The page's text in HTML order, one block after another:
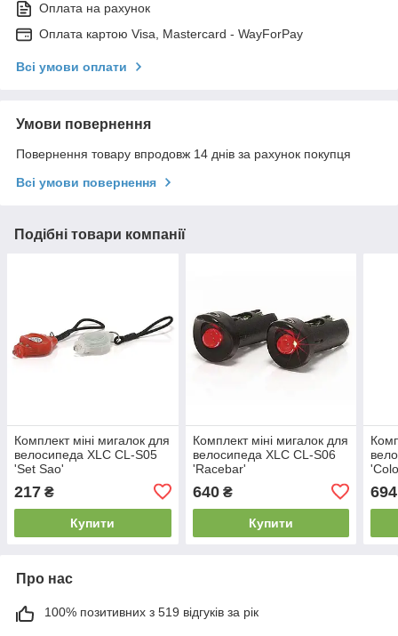
Оплата на рахунок
Оплата картою Visa, Mastercard - WayForPay
Всі умови оплати
Умови повернення
Повернення товару впродовж 14 днів за рахунок покупця
Всі умови повернення
Подібні товари компанії
Комплект міні мигалок для
велосипеда XLC CL-S05
'Set Sao'
217 ₴
Купити
Комплект міні мигалок для
велосипеда XLC CL-S06
'Racebar'
640₴
Купити
694
Про нас
100% позитивних з 519 відгуків за рік